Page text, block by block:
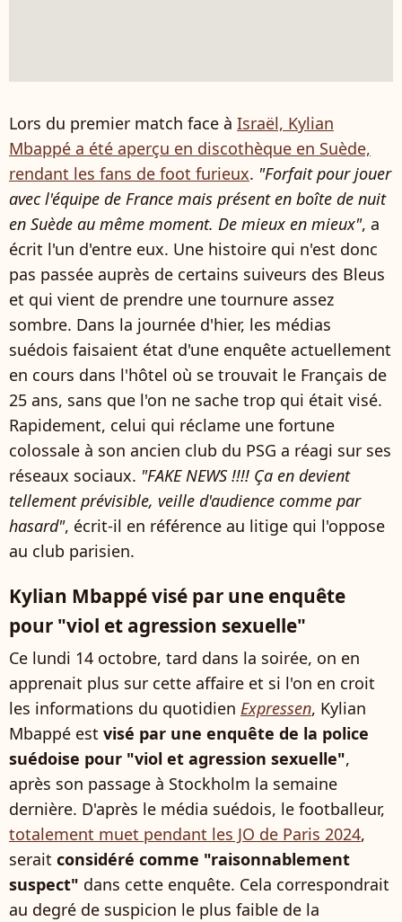
Lors du premier match face à Israël, Kylian
Mbappé a été aperçu en discothèque en Suède,
rendant les fans de foot furieux. "Forfait pour jouer
avec l'équipe de France mais présent en boîte de nuit
en Suède au même moment. De mieux en mieux", a
écrit l'un d'entre eux. Une histoire qui n'est donc
pas passée auprès de certains suiveurs des Bleus
et qui vient de prendre une tournure assez
sombre. Dans la journée d'hier, les médias
suédois faisaient état d'une enquête actuellement
en cours dans l'hôtel où se trouvait le Français de
25 ans, sans que l'on ne sache trop qui était visé.
Rapidement, celui qui réclame une fortune
colossale à son ancien club du PSG a réagi sur ses
réseaux sociaux. "FAKE NEWS !!!! Ça en devient
tellement prévisible, veille d'audience comme par
hasard", écrit-il en référence au litige qui l'oppose
au club parisien.
Kylian Mbappé visé par une enquête
pour "viol et agression sexuelle"
Ce lundi 14 octobre, tard dans la soirée, on en
apprenait plus sur cette affaire et si l'on en croit
les informations du quotidien Expressen, Kylian
Mbappé est visé par une enquête de la police
suédoise pour "viol et agression sexuelle",
après son passage à Stockholm la semaine
dernière. D'après le média suédois, le footballeur,
totalement muet pendant les JO de Paris 2024,
serait considéré comme "raisonnablement
suspect" dans cette enquête. Cela correspondrait
au degré de suspicion le plus faible de la